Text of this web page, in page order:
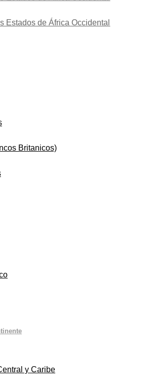
Estados de África Occidental
Britanicos)
y Caribe